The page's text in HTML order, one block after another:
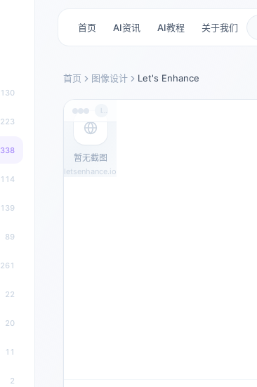
130
223
338
114
139
89
261
22
20
11
2
首页 AI资讯 AI教程 关于我们
首页 图像设计 Let's Enhance
暂无截图
letsenhance.io